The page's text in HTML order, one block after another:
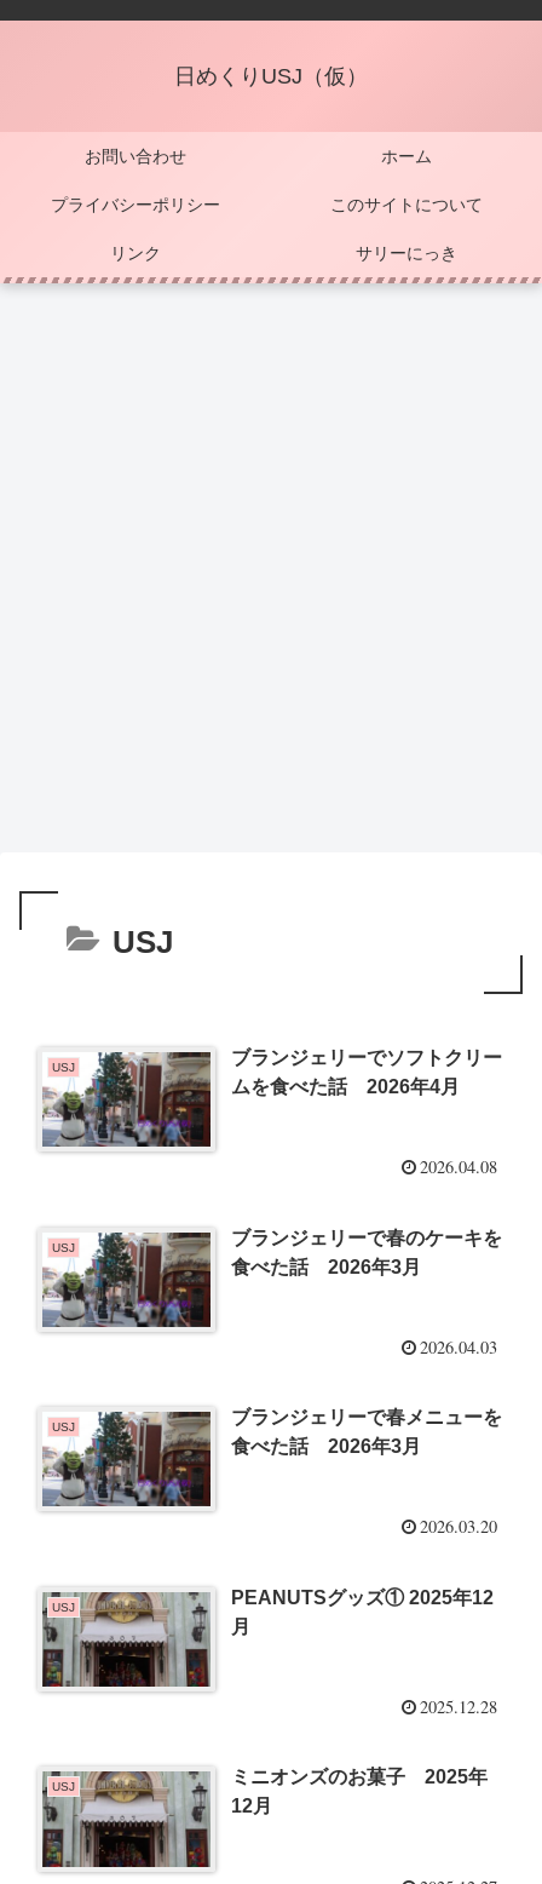
日めくりUSJ（仮）
お問い合わせ ホーム
プライバシーポリシー このサイトについて
リンク サリーにっき
USJ
USJ
ブランジェリーでソフトクリー
ムを食べた話 2026年4月
2026.04.08
USJ
ブランジェリーで春のケーキを
食べた話 2026年3月
2026.04.03
USJ
ブランジェリーで春メニューを
食べた話 2026年3月
2026.03.20
USJ
PEANUTSグッズ① 2025年12
月
2025.12.28
USJ
ミニオンズのお菓子 2025年
12月